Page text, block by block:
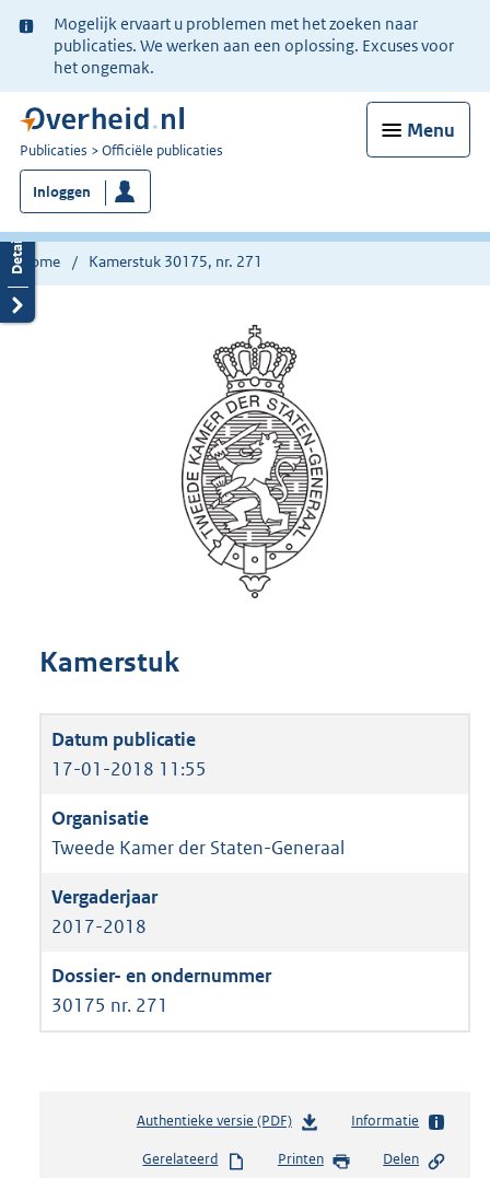
Ter
informatie:
Mogelijk ervaart u problemen met het zoeken naar
publicaties. We werken aan een oplossing. Excuses voor
het ongemak.
Menu
U
bent
nu
hier:
Publicaties Officiële publicaties
Inloggen
Home Kamerstuk 30175, nr. 271
Kamerstuk
17-01-2018 11:55
Tweede Kamer der Staten-Generaal
2017-2018
30175 nr. 271
Authentieke versie (PDF)b
s
Informatie
Gerelateerd Printen Delen